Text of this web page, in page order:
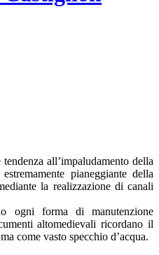
all’impaludamento della
pianeggiante della
la realizzazione di canali
ogni forma di manutenzione
altomedievali ricordano il
come vasto specchio d’acqua.